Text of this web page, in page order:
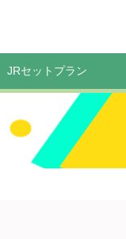
JRセットプラン